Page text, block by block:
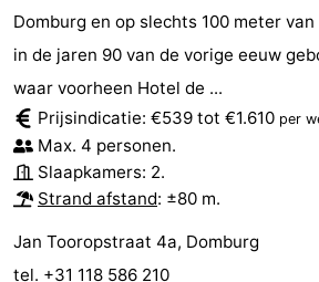
Domburg en op slechts 100 meter
in de jaren 90 van de vorige eeuw
waar voorheen Hotel de ...
Prijsindicatie: €539 tot €1.610 per
Max. 4 personen.
Slaapkamers: 2.
Strand afstand: ±80 m.
Jan Tooropstraat 4a, Domburg
tel. +31 118 586 210